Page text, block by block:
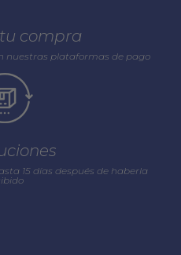
compra
nuestras plataformas de pago
15 días después de haberla